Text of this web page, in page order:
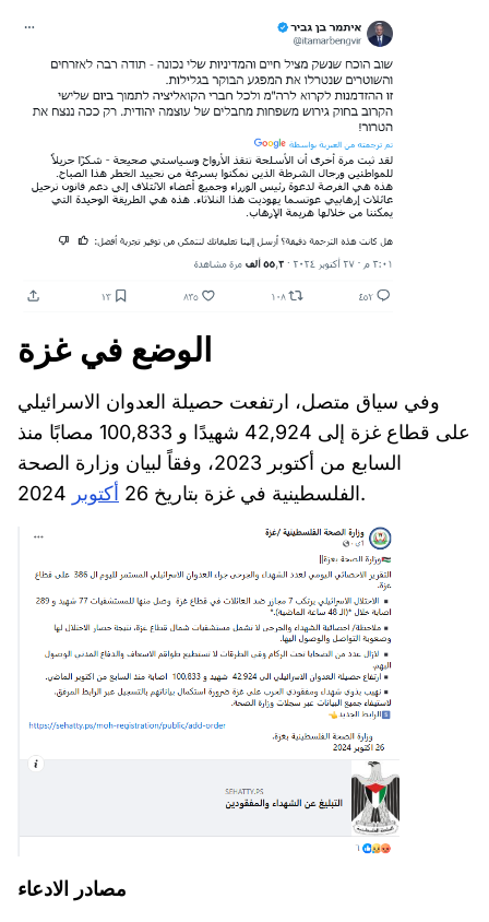
الوضع في غزة
وفي سياق متصل، ارتفعت حصيلة العدوان الاسرائيلي
على قطاع غزة إلى 42,924 شهيدًا و 100,833 مصابًا منذ
السابع من أكتوبر 2023، وفقاً لبيان وزارة الصحة
الفلسطينية في غزة بتاريخ 26
أكتوبر 2024.
مصادر الادعاء